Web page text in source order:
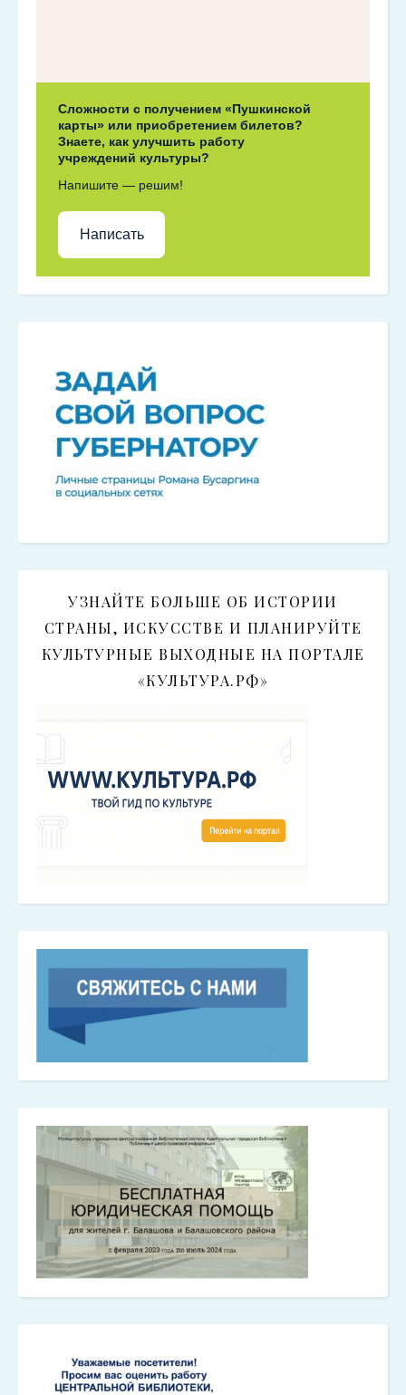
Сложности с получением «Пушкинской
карты» или приобретением билетов?
Знаете, как улучшить работу
учреждений культуры?
Напишите — решим!
Написать
УЗНАЙТЕ БОЛЬШЕ ОБ ИСТОРИИ
СТРАНЫ, ИСКУССТВЕ И ПЛАНИРУЙТЕ
КУЛЬТУРНЫЕ ВЫХОДНЫЕ НА ПОРТАЛЕ
«КУЛЬТУРА.РФ»